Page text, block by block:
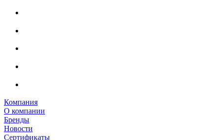
Компания
О компании
Бренды
Новости
Сертификаты